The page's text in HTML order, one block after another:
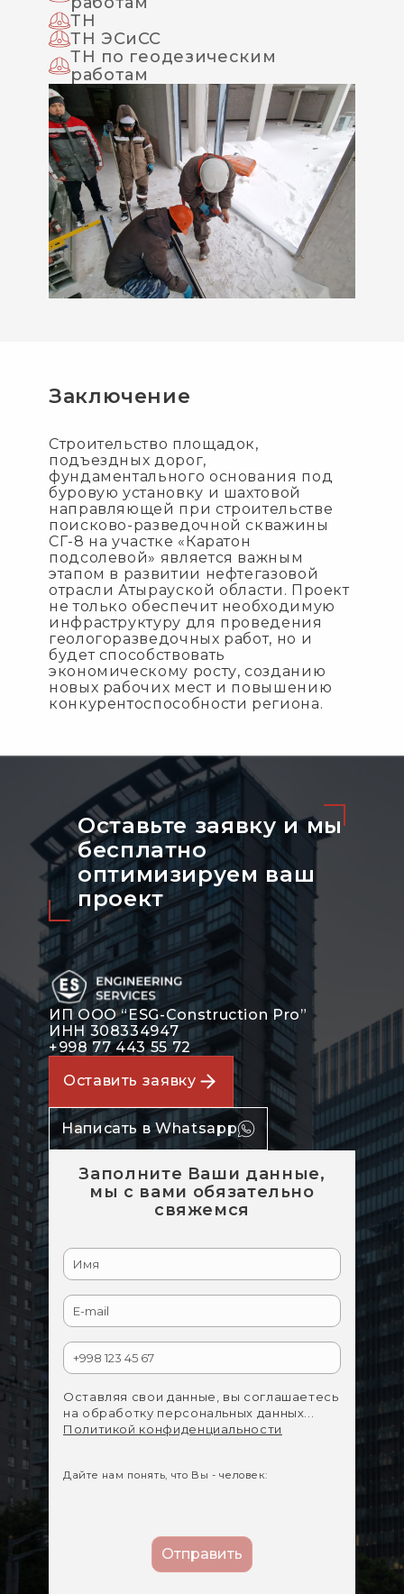
ТН
ТН ЭСиСС
ТН по геодезическим
работам
Заключение
Строительство площадок,
подъездных дорог,
фундаментального основания под
буровую установку и шахтовой
направляющей при строительстве
поисково-разведочной скважины
СГ-8 на участке «Каратон
подсолевой» является важным
этапом в развитии нефтегазовой
отрасли Атырауской области. Проект
не только обеспечит необходимую
инфраструктуру для проведения
геологоразведочных работ, но и
будет способствовать
экономическому росту, созданию
новых рабочих мест и повышению
конкурентоспособности региона.
Оставьте заявку и мы
бесплатно
оптимизируeм ваш
проект
ИП ООО “ESG-Construction Pro”
ИНН 308334947
+998 77 443 55 72
Оставить заявку
Написать в Whatsapp
Заполните Ваши данные,
мы с вами обязательно
свяжемся
Оставляя свои данные, вы соглашаетесь
на обработку персональных данных...
Политикой конфиденциальности
Дайте нам понять, что Вы - человек: